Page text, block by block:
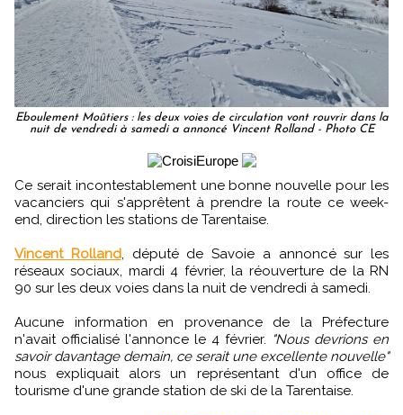
Eboulement Moûtiers : les deux voies de circulation vont rouvrir dans la
nuit de vendredi à samedi a annoncé Vincent Rolland - Photo CE
Ce serait incontestablement une bonne nouvelle pour les
vacanciers qui s'apprêtent à prendre la route ce week-
end, direction les stations de Tarentaise.
Vincent Rolland, député de Savoie a annoncé sur les
réseaux sociaux, mardi 4 février, la réouverture de la RN
90 sur les deux voies dans la nuit de vendredi à samedi.
Aucune information en provenance de la Préfecture
n'avait officialisé l'annonce le 4 février.
"Nous devrions en
savoir davantage demain, ce serait une excellente nouvelle"
nous expliquait alors un représentant d'un office de
tourisme d'une grande station de ski de la Tarentaise.